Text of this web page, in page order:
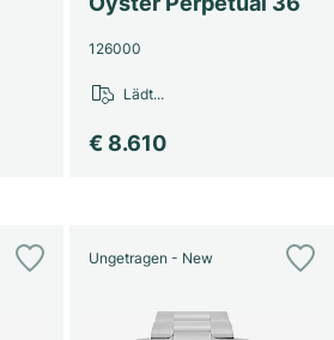
126000
€ 8.610
Lädt...
Ungetragen - New